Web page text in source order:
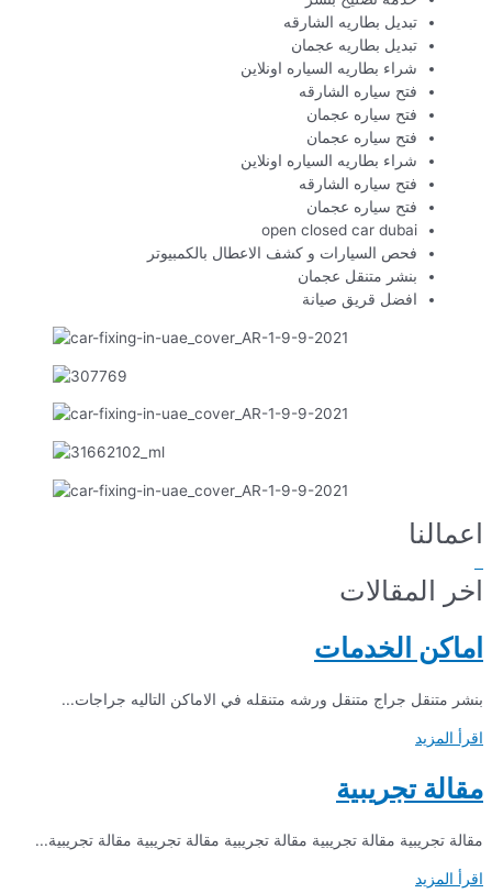
تبديل بطاريه الشارقه
تبديل بطاريه عجمان
شراء بطاريه السياره اونلاين
فتح سياره الشارقه
فتح سياره عجمان
فتح سياره عجمان
شراء بطاريه السياره اونلاين
فتح سياره الشارقه
فتح سياره عجمان
open closed car dubai
فحص السيارات و كشف الاعطال بالكمبيوتر
بنشر متنقل عجمان
افضل قريق صيانة
اعمالنا
اخر المقالات
اماكن الخدمات
بنشر متنقل جراج متنقل ورشه متنقله في الاماكن التاليه جراجات...
اقرأ المزيد
مقالة تجريبية
مقالة تجريبية مقالة تجريبية مقالة تجريبية مقالة تجريبية مقالة تجريبية...
اقرأ المزيد